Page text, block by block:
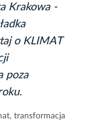
Krakowa -
o KLIMAT
poza
, transformacja